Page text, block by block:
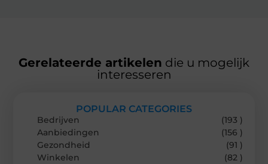
Gerelateerde artikelen die u mogelijk
interesseren
POPULAR CATEGORIES
Bedrijven
(193 )
Aanbiedingen
(156 )
Gezondheid
(91 )
Winkelen
(82 )